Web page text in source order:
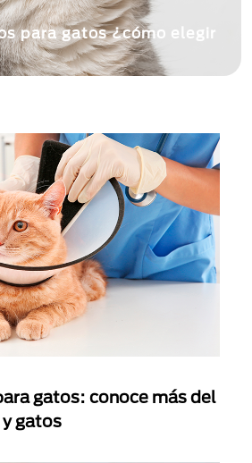
desparasitar gatos
gatos: conoce más del
gatos